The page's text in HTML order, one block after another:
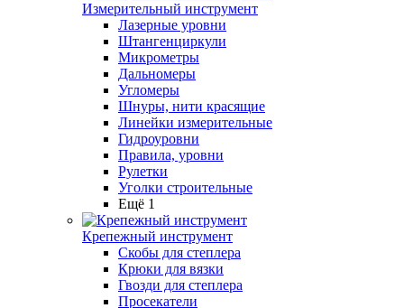
Измерительный инструмент
Лазерные уровни
Штангенциркули
Микрометры
Дальномеры
Угломеры
Шнуры, нити красящие
Линейки измерительные
Гидроуровни
Правила, уровни
Рулетки
Уголки строительные
Ещё 1
Крепежный инструмент
Скобы для степлера
Крюки для вязки
Гвозди для степлера
Просекатели